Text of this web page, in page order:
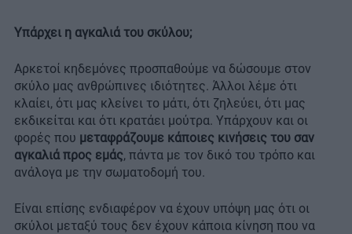
Υπάρχει η αγκαλιά του σκύλου;
Αρκετοί κηδεμόνες προσπαθούμε να δώσουμε στον
σκύλο μας ανθρώπινες ιδιότητες. Άλλοι λέμε ότι
κλαίει, ότι μας κλείνει το μάτι, ότι ζηλεύει, ότι μας
εκδικείται και ότι κρατάει μούτρα. Υπάρχουν και οι
φορές που μεταφράζουμε κάποιες κινήσεις του σαν
αγκαλιά προς εμάς, πάντα με τον δικό του τρόπο και
ανάλογα με την σωματοδομή του.
Είναι επίσης ενδιαφέρον να έχουν υπόψη μας ότι οι
σκύλοι μεταξύ τους δεν έχουν κάποια κίνηση που να